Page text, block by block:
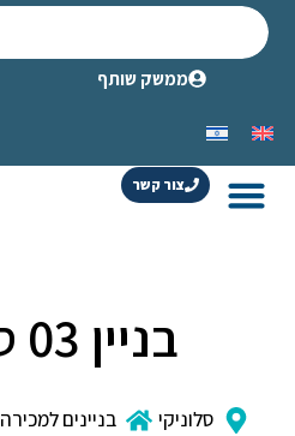
ממשק שותף
צור קשר
בניין 03 סלוניקי
סלוניקי בניינים למכירה